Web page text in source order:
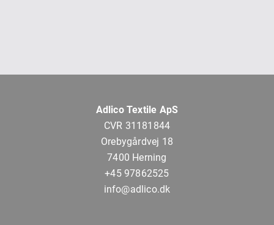
Adlico Textile ApS
CVR 31181844
Orebygårdvej 18
7400 Herning
+45 97862525
info@adlico.dk